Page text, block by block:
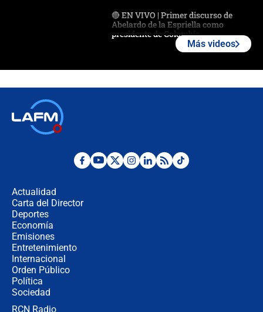
🔴 EN VIVO | Primer discurso de
Abelardo de la Espriella como
presidente de Colombia
Desde dermatitis hasta infecciones:
Más videos
Actualidad
Carta del Director
Deportes
Economía
Emisiones
Entretenimiento
Internacional
Orden Público
Política
Sociedad
RCN Radio